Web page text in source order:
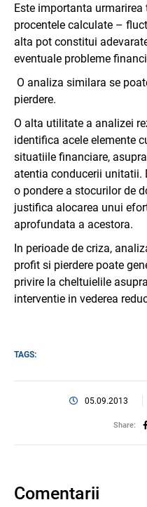
Este importanta
procentele calculate –
alta pot constitui
eventuale probleme
O analiza similara se
pierdere.
O alta utilitate a analizei
identifica acele elemente
situatiile financiare,
atentia conducerii unitatii.
o pondere a stocurilor de
justifica alocarea unui
aprofundata a acestora.
In perioade de criza,
profit si pierdere poate
privire la cheltuielile
interventie in vederea
TAGS:
05.09.2013
Share:
Comentarii